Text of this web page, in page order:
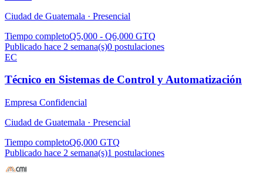
Ciudad de Guatemala · Presencial
Tiempo completoQ5,000 - Q6,000 GTQ
Publicado hace 2 semana(s)0 postulaciones
EC
Técnico en Sistemas de Control y Automatización
Empresa Confidencial
Ciudad de Guatemala · Presencial
Tiempo completoQ6,000 GTQ
Publicado hace 2 semana(s)1 postulaciones